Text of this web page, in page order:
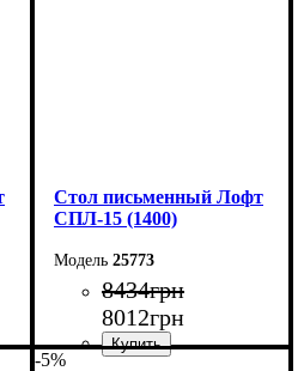
Стол письменный Лофт
СПЛ-15 (1400)
25773
8434грн
8012грн
-5%